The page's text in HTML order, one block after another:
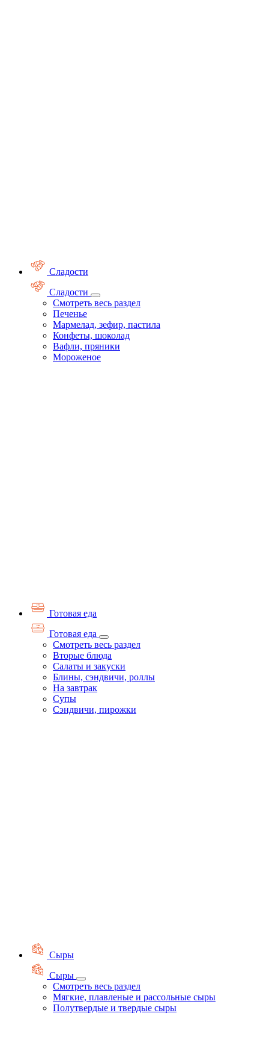
Сладости
Сладости
Смотреть весь раздел
Печенье
Мармелад, зефир, пастила
Конфеты, шоколад
Вафли, пряники
Мороженое
Готовая еда
Готовая еда
Смотреть весь раздел
Вторые блюда
Салаты и закуски
Блины, сэндвичи, роллы
На завтрак
Супы
Сэндвичи, пирожки
Сыры
Сыры
Смотреть весь раздел
Мягкие, плавленые и рассольные сыры
Полутвердые и твердые сыры